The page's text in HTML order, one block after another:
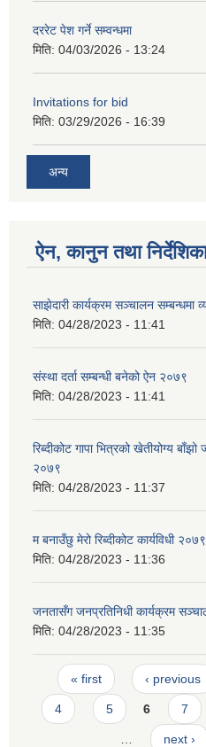
दररेट पेश गर्ने सम्वन्धमा
मिति: 04/03/2026 - 13:24
Invitations for bid
मिति: 03/29/2026 - 16:39
अन्य
ऐन, कानुन तथा
साझेदारी कार्यक्रम सञ्चालन सम्बन्धमा
मिति: 04/28/2023 - 11:41
संस्था दर्ता सम्बन्धी बनेको ऐन २०७९
मिति: 04/28/2023 - 11:41
रिब्दीक‍ोट गापा भित्रको खेतीयोग्य बाँझो
२०७९
मिति: 04/28/2023 - 11:37
म बनाउँछु मेरो रिब्दीकोट कार्यविधी २०७९
मिति: 04/28/2023 - 11:36
जनतासँग जनप्रतिनिधी कार्यक्रम
मिति: 04/28/2023 - 11:35
Pages
« first ‹ previous
4 5 6 7
… next ›